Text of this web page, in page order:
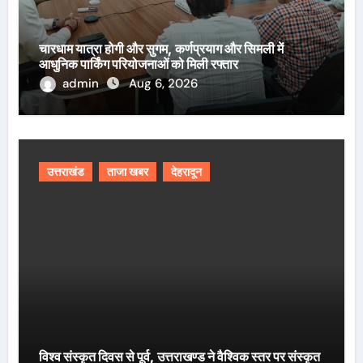
चारधाम यात्रा होगी और सुगम, कर्णप्रयाग और सिमली में
आधुनिक पार्किंग परियोजनाओं को मिली रफ्तार
admin
Aug 6, 2026
उत्तराखंड ताजा खबर देहरादून
विश्व संस्कृत दिवस से पूर्व, उत्तराखण्ड ने वैश्विक स्तर पर संस्कृत